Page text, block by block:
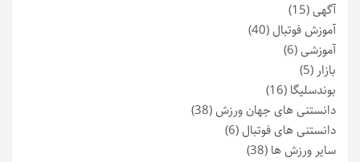
آگهی(15)
آموزش فوتبال(40)
آموزشی(6)
بازار (5)
بوندسلیگا (16)
دانستنی های جهان ورزش(38)
دانستنی های فوتبال(6)
سایر ورزش ها (38)